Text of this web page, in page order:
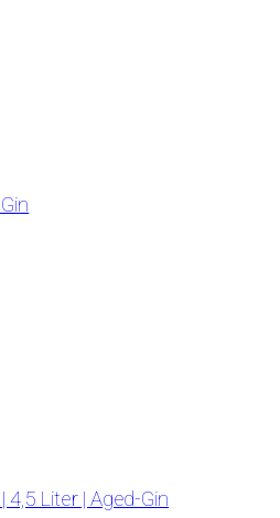
4,5 Liter | Aged-Gin